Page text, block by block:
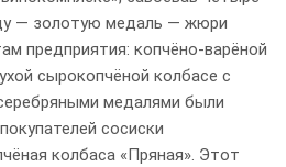
— золотую медаль — жюри
предприятия: копчёно-варёной
сырокопчёной колбасе с
медалями были
сосиски
колбаса «Пряная». Этот